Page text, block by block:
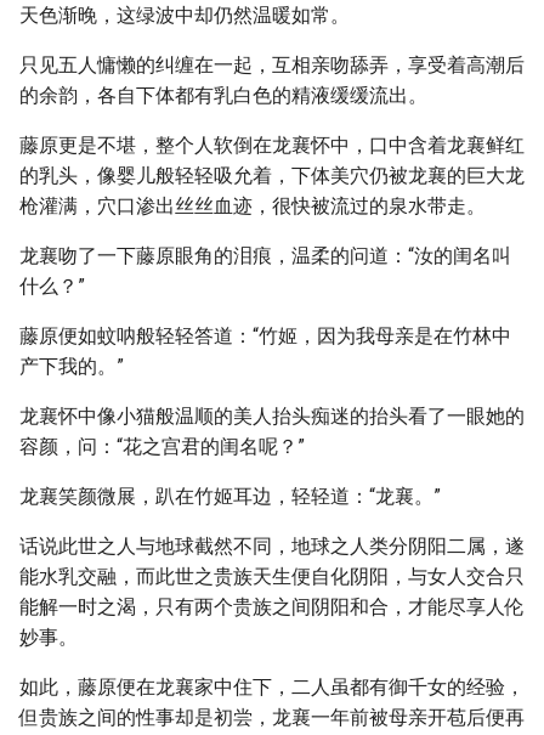
天色渐晚，这绿波中却仍然温暖如常。
只见五人慵懒的纠缠在一起，互相亲吻舔弄，享受着高潮后
的余韵，各自下体都有乳白色的精液缓缓流出。
藤原更是不堪，整个人软倒在龙襄怀中，口中含着龙襄鲜红
的乳头，像婴儿般轻轻吸允着，下体美穴仍被龙襄的巨大龙
枪灌满，穴口渗出丝丝血迹，很快被流过的泉水带走。
龙襄吻了一下藤原眼角的泪痕，温柔的问道：“汝的闺名叫
什么？”
藤原便如蚊呐般轻轻答道：“竹姬，因为我母亲是在竹林中
产下我的。”
龙襄怀中像小猫般温顺的美人抬头痴迷的抬头看了一眼她的
容颜，问：“花之宫君的闺名呢？”
龙襄笑颜微展，趴在竹姬耳边，轻轻道：“龙襄。”
话说此世之人与地球截然不同，地球之人类分阴阳二属，遂
能水乳交融，而此世之贵族天生便自化阴阳，与女人交合只
能解一时之渴，只有两个贵族之间阴阳和合，才能尽享人伦
妙事。
如此，藤原便在龙襄家中住下，二人虽都有御千女的经验，
但贵族之间的性事却是初尝，龙襄一年前被母亲开苞后便再